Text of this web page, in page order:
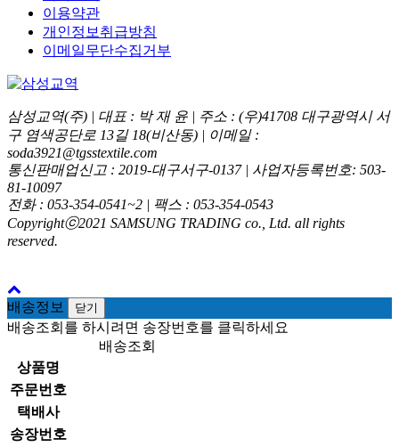
이용약관
개인정보취급방침
이메일무단수집거부
삼성교역(주) | 대표 : 박 재 윤 | 주소 : (우)41708 대구광역시 서
구 염색공단로 13길 18(비산동) | 이메일 :
soda3921@tgsstextile.com
통신판매업신고 : 2019-대구서구-0137 | 사업자등록번호: 503-
81-10097
전화 : 053-354-0541~2 | 팩스 : 053-354-0543
Copyrightⓒ2021 SAMSUNG TRADING co., Ltd. all rights
reserved.
배송정보 닫기
배송조회를 하시려면 송장번호를 클릭하세요
배송조회
상품명
주문번호
택배사
송장번호